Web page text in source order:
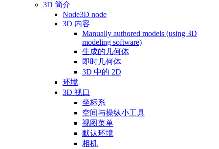
3D 简介
Node3D node
3D 内容
Manually authored models (using 3D
modeling software)
生成的几何体
即时几何体
3D 中的 2D
环境
3D 视口
坐标系
空间与操纵小工具
视图菜单
默认环境
相机